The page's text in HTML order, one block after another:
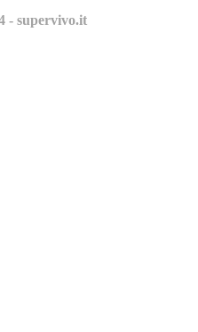
- supervivo.it